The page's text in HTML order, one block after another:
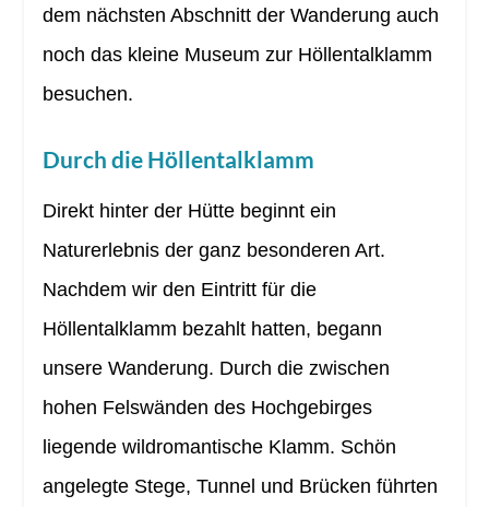
dem nächsten Abschnitt der Wanderung auch
noch das kleine Museum zur Höllentalklamm
besuchen.
Durch die Höllentalklamm
Direkt hinter der Hütte beginnt ein
Naturerlebnis der ganz besonderen Art.
Nachdem wir den Eintritt für die
Höllentalklamm bezahlt hatten, begann
unsere Wanderung. Durch die zwischen
hohen Felswänden des Hochgebirges
liegende wildromantische Klamm. Schön
angelegte Stege, Tunnel und Brücken führten